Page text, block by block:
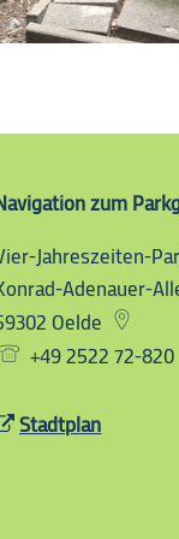
zum
Jahreszeiten-
Adenauer-
Oelde
+49 2522 72-820
Stadtplan